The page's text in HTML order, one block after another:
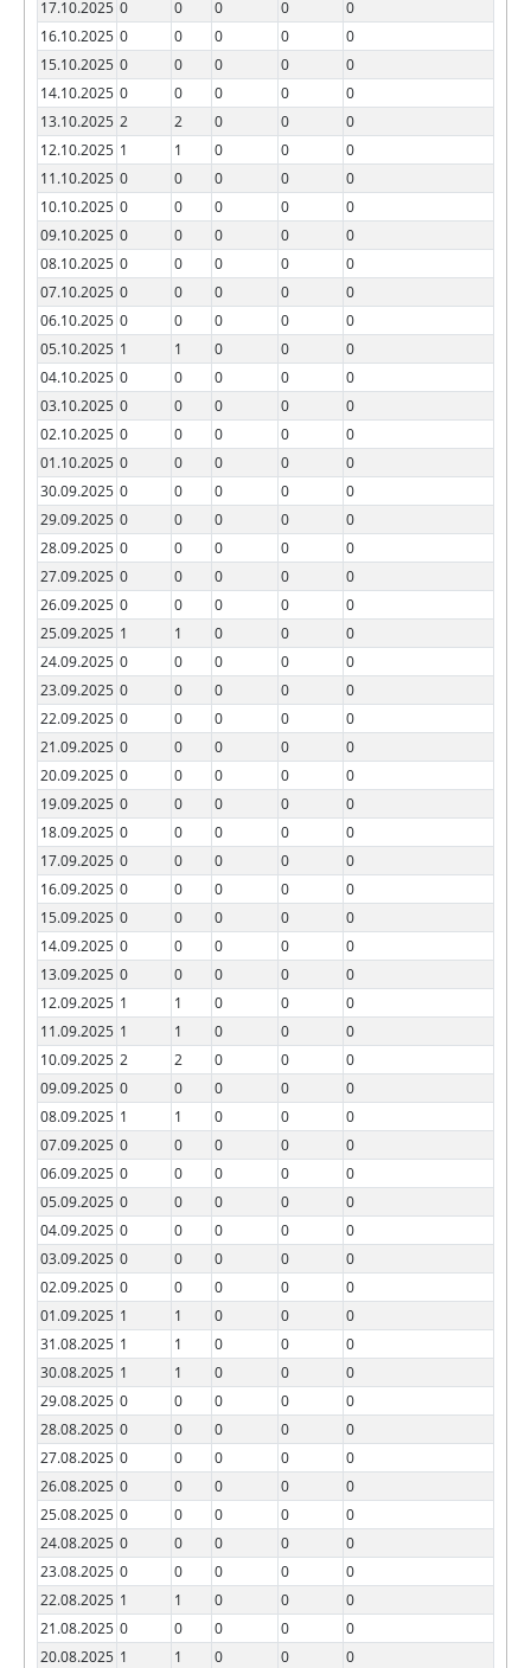
17.10.2025 0 0 0 0
0
16.10.2025 0 0 0 0
0
15.10.2025 0 0 0 0
0
14.10.2025 0 0 0 0
0
13.10.2025 2 2 0 0
0
12.10.2025 1 1 0 0
0
11.10.2025 0 0 0 0
0
10.10.2025 0 0 0 0
0
09.10.2025 0 0 0 0
0
08.10.2025 0 0 0 0
0
07.10.2025 0 0 0 0
0
06.10.2025 0 0 0 0
0
05.10.2025 1 1 0 0
0
04.10.2025 0 0 0 0
0
03.10.2025 0 0 0 0
0
02.10.2025 0 0 0 0
0
01.10.2025 0 0 0 0
0
30.09.2025 0 0 0 0
0
29.09.2025 0 0 0 0
0
28.09.2025 0 0 0 0
0
27.09.2025 0 0 0 0
0
26.09.2025 0 0 0 0
0
25.09.2025 1 1 0 0
0
24.09.2025 0 0 0 0
0
23.09.2025 0 0 0 0
0
22.09.2025 0 0 0 0
0
21.09.2025 0 0 0 0
0
20.09.2025 0 0 0 0
0
19.09.2025 0 0 0 0
0
18.09.2025 0 0 0 0
0
17.09.2025 0 0 0 0
0
16.09.2025 0 0 0 0
0
15.09.2025 0 0 0 0
0
14.09.2025 0 0 0 0
0
13.09.2025 0 0 0 0
0
12.09.2025 1 1 0 0
0
11.09.2025 1 1 0 0
0
10.09.2025 2 2 0 0
0
09.09.2025 0 0 0 0
0
08.09.2025 1 1 0 0
0
07.09.2025 0 0 0 0
0
06.09.2025 0 0 0 0
0
05.09.2025 0 0 0 0
0
04.09.2025 0 0 0 0
0
03.09.2025 0 0 0 0
0
02.09.2025 0 0 0 0
0
01.09.2025 1 1 0 0
0
31.08.2025 1 1 0 0
0
30.08.2025 1 1 0 0
0
29.08.2025 0 0 0 0
0
28.08.2025 0 0 0 0
0
27.08.2025 0 0 0 0
0
26.08.2025 0 0 0 0
0
25.08.2025 0 0 0 0
0
24.08.2025 0 0 0 0
0
23.08.2025 0 0 0 0
0
22.08.2025 1 1 0 0
0
21.08.2025 0 0 0 0
0
20.08.2025 1 1 0 0
0